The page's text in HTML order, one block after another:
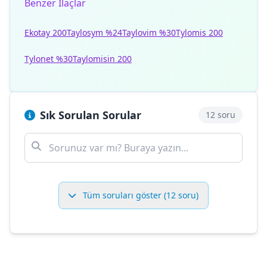
Benzer İlaçlar
Ekotay 200Taylosym %24Taylovim %30Tylomis 200
Tylonet %30Taylomisin 200
Sık Sorulan Sorular 12 soru
Tüm soruları göster (12 soru)